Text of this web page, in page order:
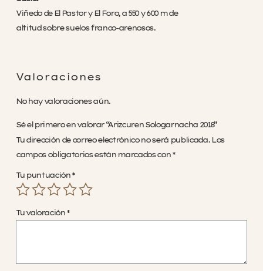
Viñedo de El Pastor y El Foro, a 550 y 600 m de
altitud sobre suelos franco-arenosos.
Valoraciones
No hay valoraciones aún.
Sé el primero en valorar “Arizcuren Sologarnacha 2018”
Tu dirección de correo electrónico no será publicada. Los
campos obligatorios están marcados con *
Tu puntuación *
Tu valoración *